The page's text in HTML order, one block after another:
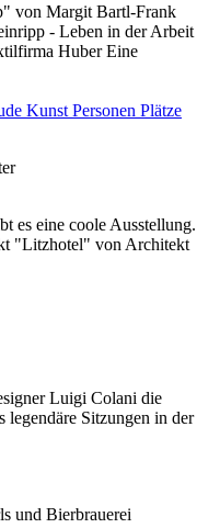
von Margit Bartl-Frank
- Leben in der Arbeit
Huber Eine
Kunst Personen Plätze
es eine coole Ausstellung.
"Litzhotel" von Architekt
Luigi Colani die
Sitzungen in der